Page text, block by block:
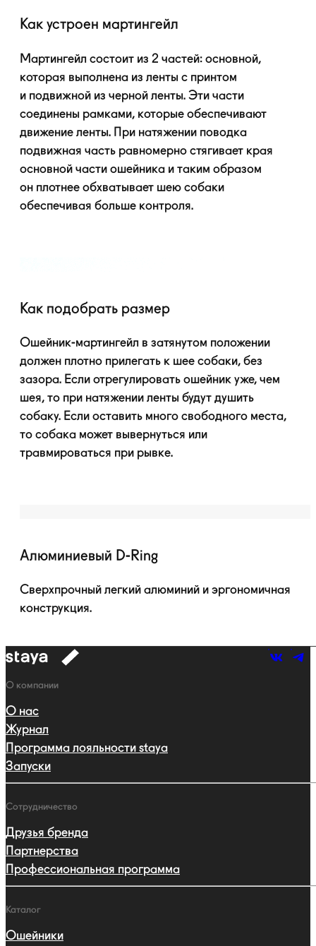
Как устроен мартингейл
Мартингейл состоит из 2 частей: основной,
которая выполнена из ленты с принтом
и подвижной из черной ленты. Эти части
соединены рамками, которые обеспечивают
движение ленты. При натяжении поводка
подвижная часть равномерно стягивает края
основной части ошейника и таким образом
он плотнее обхватывает шею собаки
обеспечивая больше контроля.
Как подобрать размер
Ошейник-мартингейл в затянутом положении
должен плотно прилегать к шее собаки, без
зазора. Если отрегулировать ошейник уже, чем
шея, то при натяжении ленты будут душить
собаку. Если оставить много свободного места,
то собака может вывернуться или
травмироваться при рывке.
Алюминиевый D-Ring
Сверхпрочный легкий алюминий и эргономичная
конструкция.
к
Навигация
О компании
О нас
Журнал
Программа лояльности staya
Запуски
Сотрудничество
Друзья бренда
Партнерства
Профессиональная программа
Каталог
Ошейники